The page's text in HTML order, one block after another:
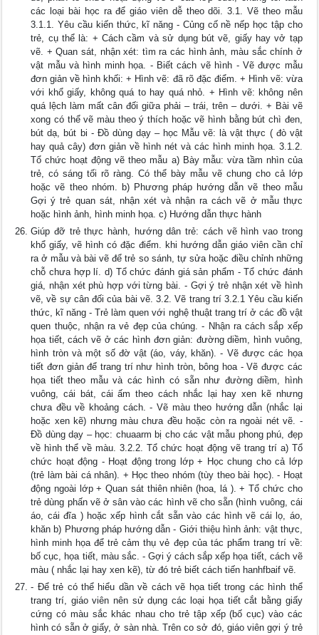
các loại bài học ra để giáo viên dễ theo dõi. 3.1. Vẽ theo mẫu
3.1.1. Yêu cầu kiến thức, kĩ năng - Củng cố nề nếp học tập cho
trẻ, cụ thể là: + Cách cầm và sử dụng bút vẽ, giấy hay vở tạp
vẽ. + Quan sát, nhận xét: tìm ra các hình ảnh, màu sắc chính ở
vật mẫu và hình minh họa. - Biết cách vẽ hình - Vẽ được mẫu
đơn giản về hình khối: + Hình vẽ: đã rõ đặc điểm. + Hình vẽ: vừa
với khổ giấy, không quá to hay quá nhỏ. + Hình vẽ: không nên
quá lệch làm mất cân đối giữa phải – trái, trên – dưới. + Bài vẽ
xong có thể vẽ màu theo ý thích hoặc vẽ hình bằng bút chì đen,
bút dạ, bút bi - Đồ dùng dạy – học Mẫu vẽ: là vật thực ( đò vật
hay quả cây) đơn giản về hình nét và các hình minh họa. 3.1.2.
Tổ chức hoạt động vẽ theo mẫu a) Bày mẫu: vừa tầm nhìn của
trẻ, có sáng tối rõ ràng. Có thể bày mẫu vẽ chung cho cả lớp
hoặc vẽ theo nhóm. b) Phương pháp hướng dẫn vẽ theo mẫu
Gợi ý trẻ quan sát, nhận xét và nhận ra cách vẽ ở mẫu thực
hoặc hình ảnh, hình minh họa. c) Hướng dẫn thực hành
Giúp đỡ trẻ thực hành, hướng dân trẻ: cách vẽ hình vao trong
khổ giấy, vẽ hình có đặc điểm. khi hướng dẫn giáo viên cần chỉ
ra ở mẫu và bài vẽ để trẻ so sánh, tự sửa hoặc điều chỉnh những
chỗ chưa hợp lí. d) Tổ chức đánh giá sản phẩm - Tổ chức đánh
giá, nhận xét phù hợp với từng bài. - Gợi ý trẻ nhận xét về hình
vẽ, về sự cân đối của bài vẽ. 3.2. Vẽ trang trí 3.2.1 Yêu cầu kiến
thức, kĩ năng - Trẻ làm quen với nghệ thuật trang trí ở các đồ vật
quen thuộc, nhận ra vẻ đẹp của chúng. - Nhận ra cách sắp xếp
họa tiết, cách vẽ ở các hình đơn giản: đường diềm, hình vuông,
hình tròn và một số đờ vật (áo, váy, khăn). - Vẽ được các họa
tiết đơn giản để trang trí như hình tròn, bông hoa - Vẽ được các
họa tiết theo mẫu và các hình có sẵn như đường diềm, hình
vuông, cái bát, cái ấm theo cách nhắc lại hay xen kẽ nhưng
chưa đều về khoảng cách. - Vẽ màu theo hướng dẫn (nhắc lại
hoặc xen kẽ) nhưng màu chưa đều hoặc còn ra ngoài nét vẽ. -
Đồ dùng dạy – học: chuaarm bị cho các vật mẫu phong phú, đẹp
về hình thể về màu. 3.2.2. Tổ chức hoạt động vẽ trang trí a) Tổ
chức hoạt động - Hoạt động trong lớp + Học chung cho cả lớp
(trẻ làm bài cá nhân). + Học theo nhóm (tùy theo bài học). - Hoạt
động ngoài lớp + Quan sát thiên nhiên (hoa, lá ). + Tổ chức cho
trẻ dùng phấn vẽ ở sân vào các hình vẽ cho sẵn (hình vuông, cái
áo, cái đĩa ) hoặc xếp hình cắt sẵn vào các hình vẽ cái lọ, áo,
khăn b) Phương pháp hướng dẫn - Giới thiệu hình ảnh: vật thực,
hình minh họa để trẻ cảm thụ vẻ đẹp của tác phẩm trang trí về:
bố cục, họa tiết, màu sắc. - Gợi ý cách sắp xếp họa tiết, cách vẽ
màu ( nhắc lại hay xen kẽ), từ đó trẻ biết cách tiến hanhfbaif vẽ.
- Để trẻ có thể hiểu dần về cách vẽ họa tiết trong các hình thể
trang trí, giáo viên nên sử dụng các loại họa tiết cắt bằng giấy
cứng có màu sắc khác nhau cho trẻ tập xếp (bố cục) vào các
hình có sẵn ở giấy, ở sàn nhà. Trên co sở đó, giáo viên gợi ý trẻ